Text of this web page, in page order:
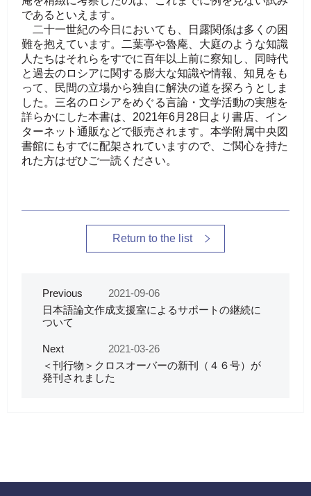
であるといえます。
二十一世紀の今日においても、日露関係は多くの困
難を抱えています。二葉亭や魯庵、大庭のような知識
人たちはそれらをすでに百年以上前に察知し、同時代
と過去のロシアに関する膨大な知識や情報、知見をも
って、民間の立場から独自に解決の道を探ろうとしま
した。三名のロシアをめぐる言論・文学活動の実態を
詳らかにした本書は、2021年6月28日より書店、イン
ターネット通販などで販売されます。本学附属中央図
書館にもすでに配架されていますので、ご関心を持た
れた方はぜひご一読ください。
Return to the list
Previous
2021-09-06
日本語論文作成支援室によるサポートの継続に
ついて
Next
2021-03-26
＜刊行物＞クロスオーバーの新刊（４６号）が
発刊されました